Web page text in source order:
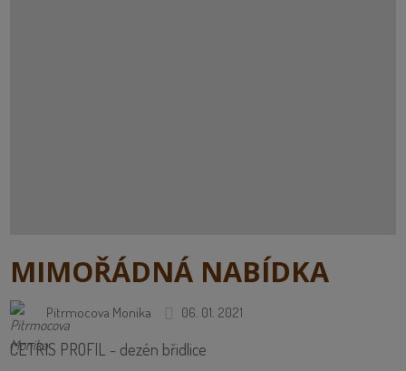
MIMOŘÁDNÁ NABÍDKA
Pitrmocova Monika 06. 01. 2021
CETRIS PROFIL - dezén břidlice